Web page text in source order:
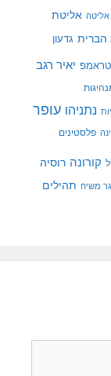
אליטה אליטת
הברית גדעון
טראמפ יאיר רגב
נתניהו עופר
פלסטינים
קורונה רוסיה
משיח תהילים